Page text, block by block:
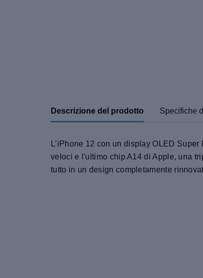
Descrizione del prodotto Specifiche
L'iPhone 12 con un display OLED
veloci e l'ultimo chip A14 di Apple, una
tutto in un design completamente